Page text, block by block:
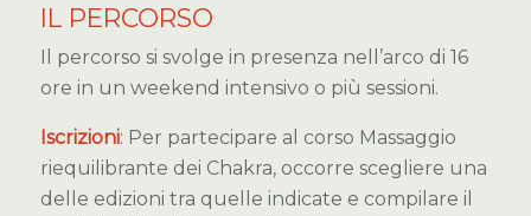
IL PERCORSO
Il percorso si svolge in presenza nell’arco di 16
ore in un weekend intensivo o più sessioni.
Iscrizioni: Per partecipare al corso Massaggio
riequilibrante dei Chakra, occorre scegliere una
delle edizioni tra quelle indicate e compilare il